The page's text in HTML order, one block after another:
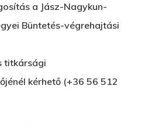
a Jász-Nagykun-
Büntetés-végrehajtási
titkársági
kérhető (+36 56 512